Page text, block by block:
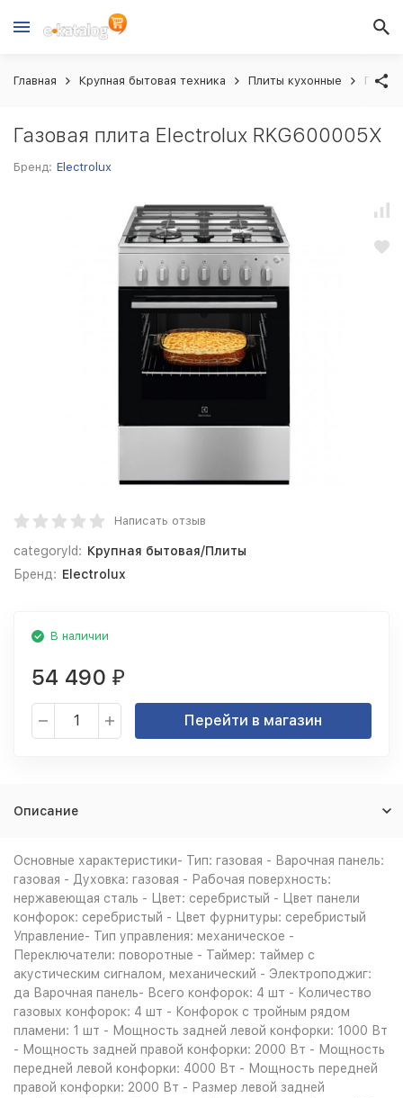
Главная Крупная бытовая техника Плиты кухонные
Газовая плита Electrolux RKG600005X
Бренд: Electrolux
Написать отзыв
categoryId: Крупная бытовая/Плиты
Бренд: Electrolux
В наличии
54 490 ₽
Перейти в магазин
Описание
Основные характеристики- Тип: газовая - Варочная панель:
газовая - Духовка: газовая - Рабочая поверхность:
нержавеющая сталь - Цвет: серебристый - Цвет панели
конфорок: серебристый - Цвет фурнитуры: серебристый
Управление- Тип управления: механическое -
Переключатели: поворотные - Таймер: таймер с
акустическим сигналом, механический - Электроподжиг:
да Варочная панель- Всего конфорок: 4 шт - Количество
газовых конфорок: 4 шт - Конфорок с тройным рядом
пламени: 1 шт - Мощность задней левой конфорки: 1000 Вт
- Мощность задней правой конфорки: 2000 Вт - Мощность
передней левой конфорки: 4000 Вт - Мощность передней
правой конфорки: 2000 Вт - Размер левой задней